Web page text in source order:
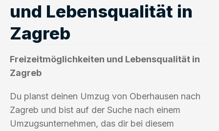
und Lebensqualität in
Zagreb
Freizeitmöglichkeiten und Lebensqualität in
Zagreb
Du planst deinen Umzug von Oberhausen nach
Zagreb und bist auf der Suche nach einem
Umzugsunternehmen, das dir bei diesem